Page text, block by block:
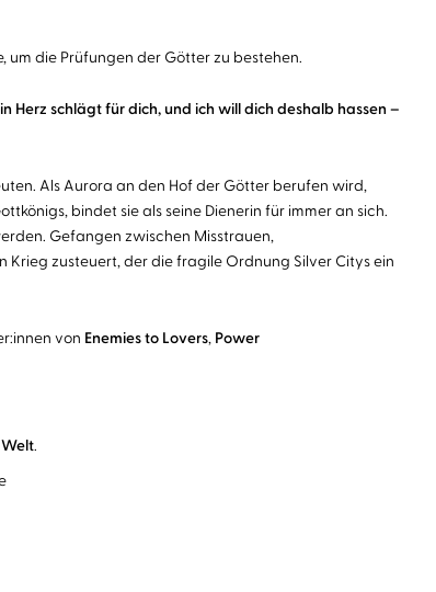
die Prüfungen der Götter zu bestehen.
Herz schlägt für dich, und ich will dich deshalb hassen –
Als Aurora an den Hof der Götter berufen wird,
bindet sie als seine Dienerin für immer an sich.
Gefangen zwischen Misstrauen,
zusteuert, der die fragile Ordnung Silver Citys ein
von Enemies to Lovers, Power
.